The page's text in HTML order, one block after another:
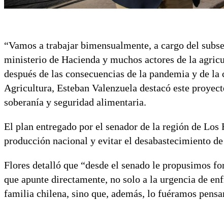
“Vamos a trabajar bimensualmente, a cargo del
ministerio de Hacienda y muchos actores de la
después de las consecuencias de la pandemia y de
Agricultura, Esteban Valenzuela destacó este
soberanía y seguridad alimentaria.
El plan entregado por el senador de la región de
producción nacional y evitar el desabastecimiento
Flores detalló que “desde el senado le propusimos
que apunte directamente, no solo a la urgencia de
familia chilena, sino que, además, lo fuéramos